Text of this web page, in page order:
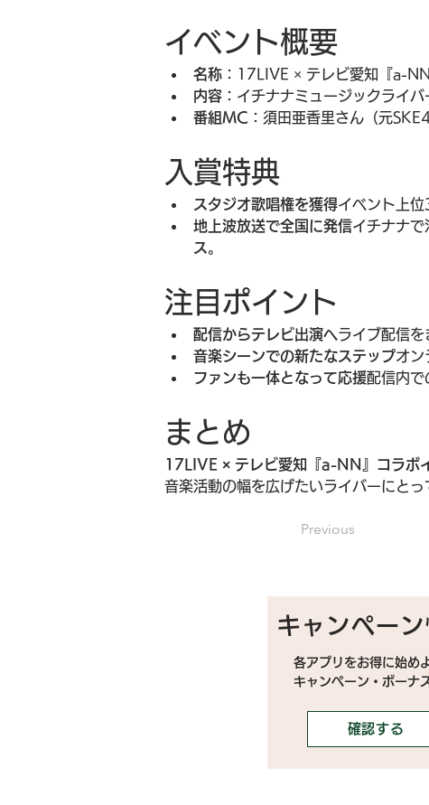
イベント概要
名称 ：17LIVE × テレビ愛知『a-
内容 ：イチナナミュージックライ
番組MC ：須田亜香里さん（元
入賞特典
スタジオ歌唱権を獲得イベント上位
地上波放送で全国に発信イチナナで
ス。
注目ポイント
配信からテレビ出演へライブ配信を
音楽シーンでの新たなステップオン
ファンも一体となって応援配信内で
まとめ
17LIVE × テレビ愛知『a-NN』コラボ
音楽活動の幅を広げたいライバーにとっ
Previous
キャンペーン
各アプリをお得に始め
キャンペーン・ボーナ
確認する